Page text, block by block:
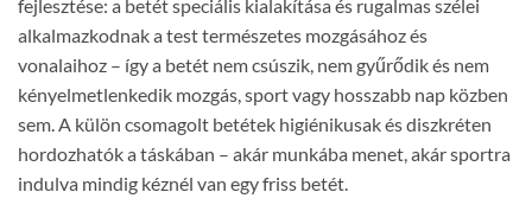
fejlesztése: a betét speciális kialakítása és rugalmas szélei
alkalmazkodnak a test természetes mozgásához és
vonalaihoz – így a betét nem csúszik, nem gyűrődik és nem
kényelmetlenkedik mozgás, sport vagy hosszabb nap közben
sem. A külön csomagolt betétek higiénikusak és diszkréten
hordozhatók a táskában – akár munkába menet, akár sportra
indulva mindig kéznél van egy friss betét.